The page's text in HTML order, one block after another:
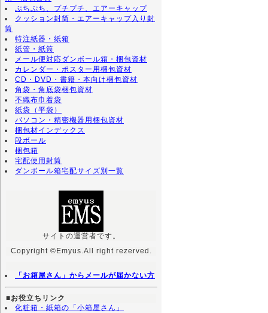
ぷちぷち、プチプチ、エアーキャップ
クッション封筒・エアーキャップ入り封
筒
特注紙器・紙箱
紙管・紙筒
メール便対応ダンボール箱・梱包資材
カレンダー・ポスター用梱包資材
CD・DVD・書籍・本向け梱包資材
角袋・角底袋梱包資材
不織布巾着袋
紙袋（平袋）
パソコン・精密機器用梱包資材
梱包材インデックス
段ボール
梱包箱
宅配便用封筒
ダンボール箱宅配サイズ別一覧
サイトの運営者です。
Copyright ©Emyus.All right rezerved.
「お箱屋さん」からメールが届かない方
■お役立ちリンク
化粧箱・紙箱の「小箱屋さん」